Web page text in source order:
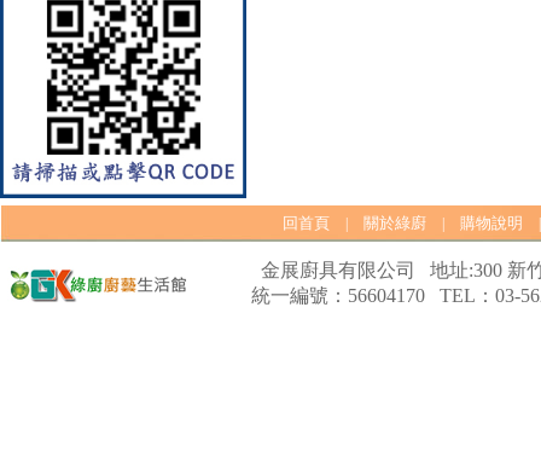
(A) 彩焱系列 檯面式彩焱玻璃
回首頁 關於綠廚 購物說明
金展廚具有限公司 地址:300 新
統一編號：56604170 TEL：03-